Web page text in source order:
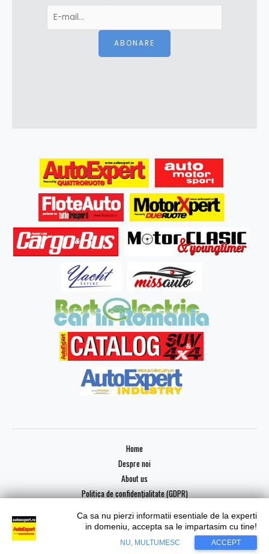
ABONARE
Home
Despre noi
About us
Politica de confidențialitate (GDPR)
Copyright © 2026 AutoExpert
Ca sa nu pierzi informatii esentiale de la experti
in domeniu, accepta sa le impartasim cu tine!
NU, MULTUMESC ACCEPT